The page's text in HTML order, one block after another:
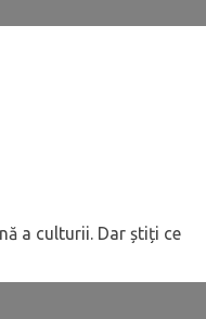
a culturii. Dar știți ce